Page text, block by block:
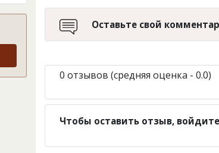
Оставьте свой
0 отзывов (средняя оценка - 0.0)
Чтобы оставить отзыв,